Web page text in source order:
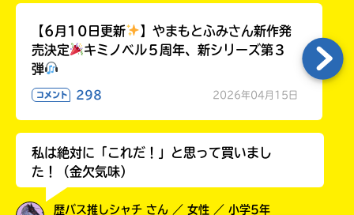
【6月10日更新
】やまもとふみさん新作発
売決定
キミノベル５周年、新シリーズ第３
弾
コメント 298 2026年04月15日
私は絶対に「これだ！」と思って買いまし
た！（金欠気味）
歴バス推しシャチ さん ／ 女性 ／ 小学5年